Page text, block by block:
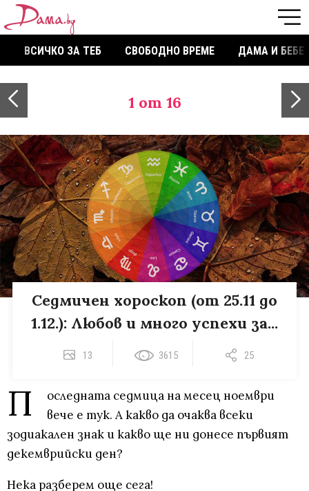
ВСИЧКО ЗА ТЕБ СВОБОДНО ВРЕМЕ ДАМА И БЕБЕ
1 от 16
Седмичен хороскоп (от 25.11 до
1.12.): Любов и много успехи за...
13 3615 25
П
оследната седмица на месец ноември
вече е тук. А какво да очаква всеки
зодиакален знак и какво ще ни донесе първият
декемврийски ден?
Нека разберем още сега!